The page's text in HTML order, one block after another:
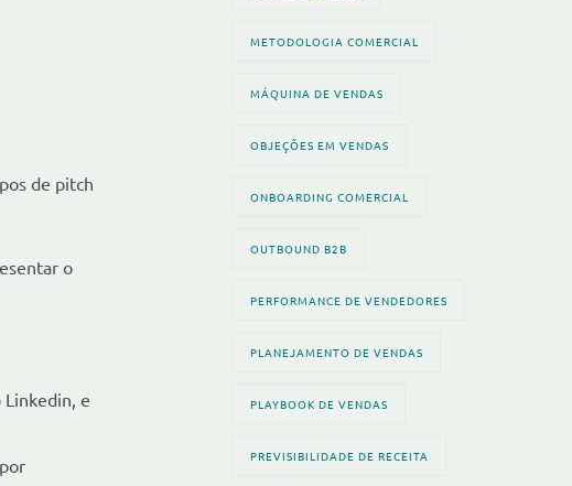
de pitch
o
e
METODOLOGIA COMERCIAL
MÁQUINA DE VENDAS
OBJEÇÕES EM VENDAS
ONBOARDING COMERCIAL
OUTBOUND B2B
PERFORMANCE DE VENDEDORES
PLANEJAMENTO DE VENDAS
PLAYBOOK DE VENDAS
PREVISIBILIDADE DE RECEITA